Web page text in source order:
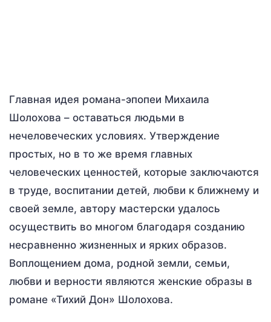
Главная идея романа-эпопеи Михаила
Шолохова – оставаться людьми в
нечеловеческих условиях. Утверждение
простых, но в то же время главных
человеческих ценностей, которые заключаются
в труде, воспитании детей, любви к ближнему и
своей земле, автору мастерски удалось
осуществить во многом благодаря созданию
несравненно жизненных и ярких образов.
Воплощением дома, родной земли, семьи,
любви и верности являются женские образы в
романе «Тихий Дон» Шолохова.